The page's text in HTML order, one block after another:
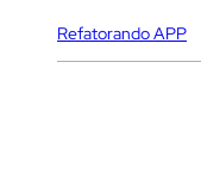
Refatorando APP